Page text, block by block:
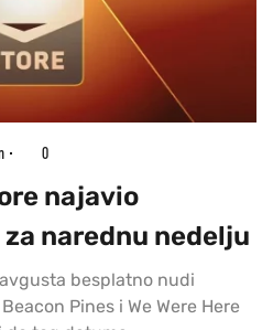
0
najavio
narednu nedelju
besplatno nudi
Pines i We Were Here